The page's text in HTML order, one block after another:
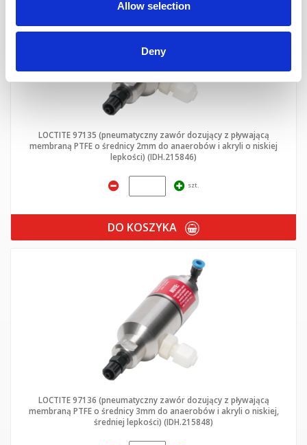
Allow selection
Deny
LOCTITE 97135 (pneumatyczny zawór dozujący z pływającą
membraną PTFE o średnicy 2mm do anaerobów i akryli o niskiej
lepkości) (IDH.215846)
szt.
DO KOSZYKA
LOCTITE 97136 (pneumatyczny zawór dozujący z pływającą
membraną PTFE o średnicy 3mm do anaerobów i akryli o niskiej,
średniej lepkości) (IDH.215848)